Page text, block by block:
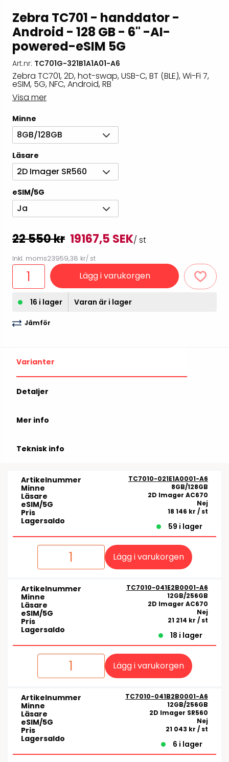
Zebra TC701 - handdator -
Android - 128 GB - 6" -AI-
powered-eSIM 5G
Art.nr: TC701G-321B1A1A01-A6
Zebra TC701, 2D, hot-swap, USB-C, BT (BLE), Wi-Fi 7,
eSIM, 5G, NFC, Android, RB
Visa mer
Minne
8GB/128GB
Läsare
2D Imager SR560
eSIM/5G
Ja
22 550 kr 19167,5 SEK/ st
Inkl. moms23959,38 kr/ st
Lägg i varukorgen
16 i lager Varan är i lager
Jämför
Varianter
Detaljer
Mer info
Teknisk info
Artikelnummer TC7010-021E1A0001-A6
Minne 8GB/128GB
Läsare 2D Imager AC670
eSIM/5G Nej
Pris 18 146 kr / st
Lagersaldo
59 i lager
Lägg i varukorgen
Artikelnummer TC7010-041E2B0001-A6
Minne 12GB/256GB
Läsare 2D Imager AC670
eSIM/5G Nej
Pris 21 214 kr / st
Lagersaldo
18 i lager
Lägg i varukorgen
Artikelnummer TC7010-041B2B0001-A6
Minne 12GB/256GB
Läsare 2D Imager SR560
eSIM/5G Nej
Pris 21 043 kr / st
Lagersaldo
6 i lager